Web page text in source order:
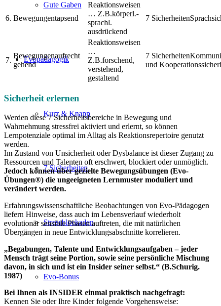
Gute Gaben
Evopädagogik
Kurz & Knapp
7 Sicherheiten
Stressblockaden
Evo-Bonus
6. tapsend
körperl.-
sprachl.
ausdrückend
7.
aufrecht
gehend
forschend,
verstehend,
gestaltend
und
Sicherheit erlernen
Werden diese 7 Sicherheitsbereiche in Bewegung und
Wahrnehmung stressfrei aktiviert und erlernt, so können
Lernpotenziale optimal im Alltag als Reaktionsrepertoire genutzt
werden.
Im Zustand von Unsicherheit oder Dysbalance ist dieser Zugang zu
Ressourcen und Talenten oft erschwert, blockiert oder unmöglich.
Jedoch können über gezielte Bewegungsübungen (Evo-
Übungen®) die ungeeigneten Lernmuster moduliert und
verändert werden.
Erfahrungswissenschaftliche Beobachtungen von Evo-Pädagogen
liefern Hinweise, dass auch im Lebensverlauf wiederholt
evolutionär sensible Phasen auftreten, die mit natürlichen
Übergängen in neue Entwicklungsabschnitte korrelieren.
„Begabungen, Talente und Entwicklungsaufgaben – jeder
Mensch trägt seine Portion, sowie seine persönliche Mischung
davon, in sich und ist ein Insider seiner selbst.“ (B.Schurig.
1987)
Bei Ihnen als INSIDER einmal praktisch nachgefragt:
Kennen Sie oder Ihre Kinder folgende Vorgehensweise: